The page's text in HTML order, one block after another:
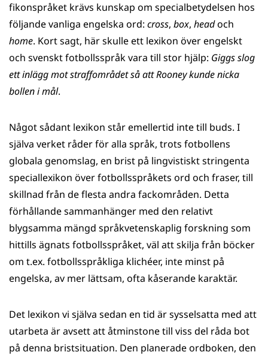
fikonspråket krävs kunskap om specialbetydelsen hos
följande vanliga engelska ord: cross, box, headoch
home. Kort sagt, här skulle ett lexikon över engelskt
och svenskt fotbollsspråk vara till stor hjälp: Giggs slog
ett inlägg mot straffområdet så att Rooney kunde nicka
bollen i mål.
Något sådant lexikon står emellertid inte till buds. I
själva verket råder för alla språk, trots fotbollens
globala genomslag, en brist på lingvistiskt stringenta
speciallexikon över fotbollsspråkets ord och fraser, till
skillnad från de flesta andra fackområden. Detta
förhållande sammanhänger med den relativt
blygsamma mängd språkvetenskaplig forskning som
hittills ägnats fotbollsspråket, väl att skilja från böcker
om t.ex. fotbollsspråkliga klichéer, inte minst på
engelska, av mer lättsam, ofta kåserande karaktär.
Det lexikon vi själva sedan en tid är sysselsatta med att
utarbeta är avsett att åtminstone till viss del råda bot
på denna bristsituation. Den planerade ordboken, den